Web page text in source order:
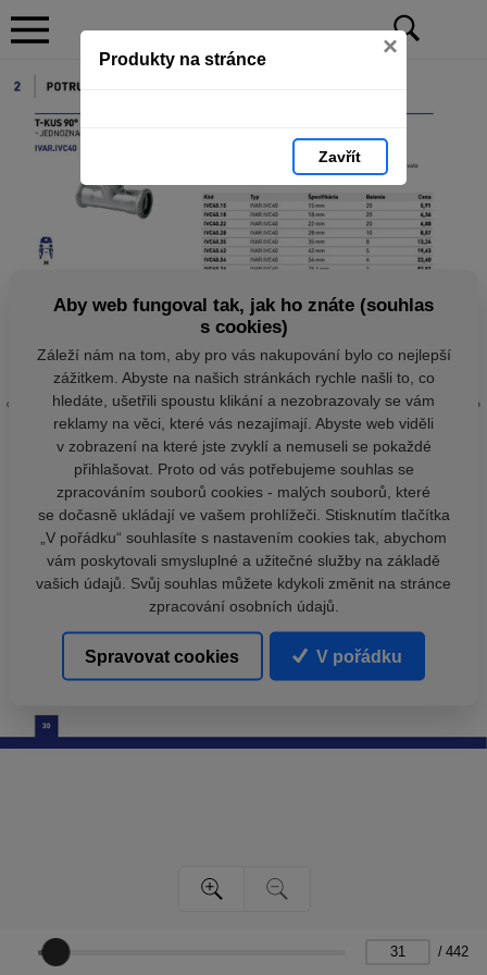
Produkty na stránce ×
Zavřít
/ 442
Aby web fungoval tak, jak ho znáte (souhlas
s cookies)
Záleží nám na tom, aby pro vás nakupování bylo co nejlepší
zážitkem. Abyste na našich stránkách rychle našli to, co
hledáte, ušetřili spoustu klikání a nezobrazovaly se vám
reklamy na věci, které vás nezajímají. Abyste web viděli
v zobrazení na které jste zvyklí a nemuseli se pokaždé
přihlašovat. Proto od vás potřebujeme souhlas se
zpracováním souborů cookies - malých souborů, které
se dočasně ukládají ve vašem prohlížeči. Stisknutím tlačítka
„V pořádku“ souhlasíte s nastavením cookies tak, abychom
vám poskytovali smysluplné a užitečné služby na základě
vašich údajů. Svůj souhlas můžete kdykoli změnit na stránce
zpracování osobních údajů.
Spravovat cookies V pořádku